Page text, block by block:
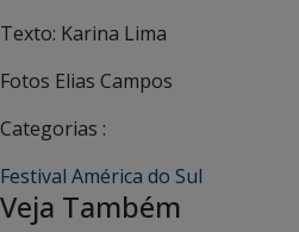
Texto: Karina Lima
Fotos Elias Campos
Categorias :
Festival América do Sul
Veja Também